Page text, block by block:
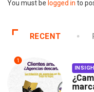
You must be logged in to
RECENT
1